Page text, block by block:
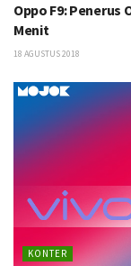
Oppo F9: Penerus
Menit
18 AGUSTUS 2018
KONTER